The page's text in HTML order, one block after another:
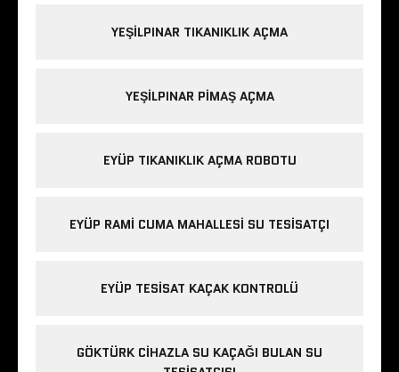
YEŞILPINAR TIKANIKLIK AÇMA
YEŞILPINAR PIMAŞ AÇMA
EYÜP TIKANIKLIK AÇMA ROBOTU
EYÜP RAMI CUMA MAHALLESI SU TESISATÇI
EYÜP TESISAT KAÇAK KONTROLÜ
GÖKTÜRK CIHAZLA SU KAÇAĞI BULAN SU